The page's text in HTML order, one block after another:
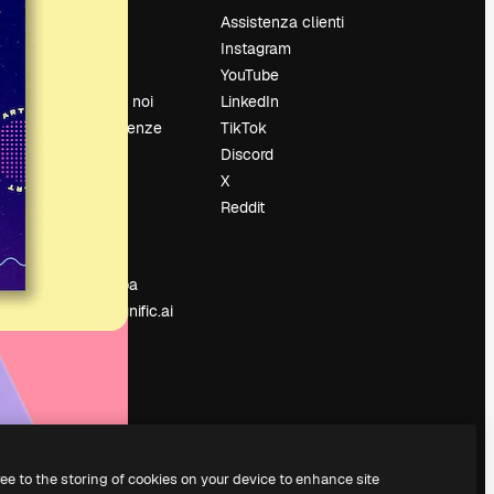
Lavora con noi
Cerca tendenze
Sala stampa
Cerchi magnific.ai
Assistenza clienti
Instagram
YouTube
LinkedIn
TikTok
Discord
X
Reddit
to the storing of cookies on your device to enhance site